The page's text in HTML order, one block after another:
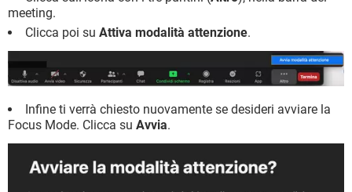
meeting.
Clicca poi su Attiva modalità attenzione.
Infine ti verrà chiesto nuovamente se desideri avviare la
Focus Mode. Clicca su Avvia.